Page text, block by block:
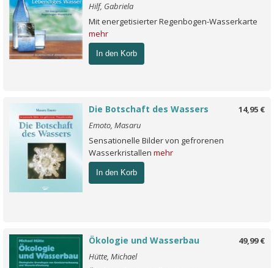
Hilf, Gabriela
Mit energetisierter Regenbogen-Wasserkarte
mehr
In den Korb
14,95 €
Die Botschaft des Wassers
Emoto, Masaru
Sensationelle Bilder von gefrorenen
Wasserkristallen mehr
In den Korb
49,99 €
Ökologie und Wasserbau
Hütte, Michael